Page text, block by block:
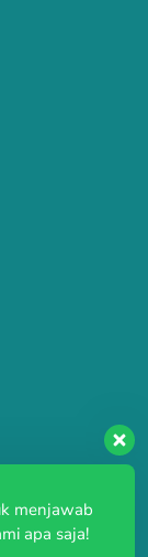
menjawab
apa saja!